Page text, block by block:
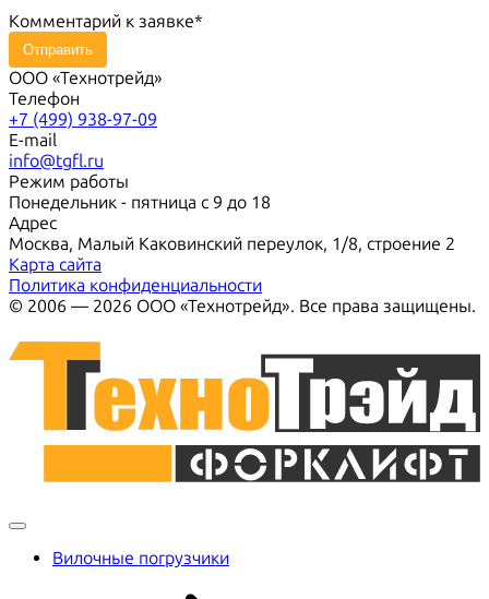
Комментарий к заявке
Отправить
ООО «Технотрейд»
Телефон
+7 (499) 938-97-09
E-mail
info@tgfl.ru
Режим работы
Понедельник - пятница с 9 до 18
Адрес
Москва, Малый Каковинский переулок, 1/8, строение 2
Карта сайта
Политика конфиденциальности
© 2006 — 2026 ООО «Технотрейд». Все права защищены.
Вилочные погрузчики